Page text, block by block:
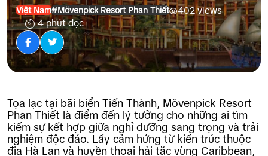
Việt Nam#Mövenpick Resort Phan Thiết
402 views
4 phút đọc
Tọa lạc tại bãi biển Tiến Thành, Mövenpick Resort
Phan Thiết là điểm đến lý tưởng cho những ai tìm
kiếm sự kết hợp giữa nghỉ dưỡng sang trọng và trải
nghiệm độc đáo. Lấy cảm hứng từ kiến trúc thuộc
địa Hà Lan và huyền thoại hải tặc vùng Caribbean,